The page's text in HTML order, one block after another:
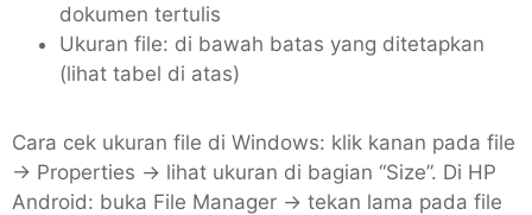
dokumen tertulis
Ukuran file: di bawah batas yang ditetapkan
(lihat tabel di atas)
Cara cek ukuran file di Windows: klik kanan pada file
→ Properties → lihat ukuran di bagian “Size”. Di HP
Android: buka File Manager → tekan lama pada file